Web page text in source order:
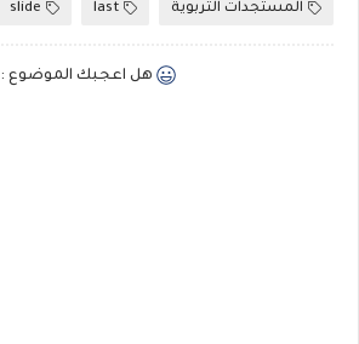
المستجدات التربوية last
slide
هل اعجبك الموضوع :